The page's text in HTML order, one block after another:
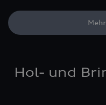
Hol- und